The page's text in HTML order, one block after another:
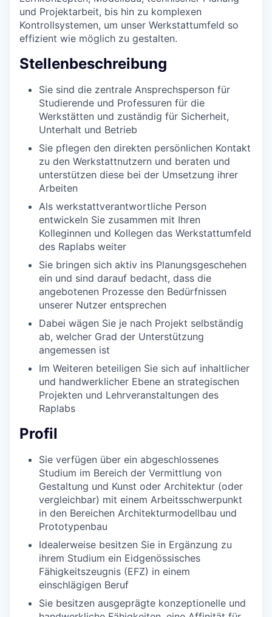
und Projektarbeit, bis hin zu komplexen
Kontrollsystemen, um unser Werkstattumfeld so
effizient wie möglich zu gestalten.
Stellenbeschreibung
Sie sind die zentrale Ansprechsperson für
Studierende und Professuren für die
Werkstätten und zuständig für Sicherheit,
Unterhalt und Betrieb
Sie pflegen den direkten persönlichen Kontakt
zu den Werkstattnutzern und beraten und
unterstützen diese bei der Umsetzung ihrer
Arbeiten
Als werkstattverantwortliche Person
entwickeln Sie zusammen mit Ihren
Kolleginnen und Kollegen das Werkstattumfeld
des Raplabs weiter
Sie bringen sich aktiv ins Planungsgeschehen
ein und sind darauf bedacht, dass die
angebotenen Prozesse den Bedürfnissen
unserer Nutzer entsprechen
Dabei wägen Sie je nach Projekt selbständig
ab, welcher Grad der Unterstützung
angemessen ist
Im Weiteren beteiligen Sie sich auf inhaltlicher
und handwerklicher Ebene an strategischen
Projekten und Lehrveranstaltungen des
Raplabs
Profil
Sie verfügen über ein abgeschlossenes
Studium im Bereich der Vermittlung von
Gestaltung und Kunst oder Architektur (oder
vergleichbar) mit einem Arbeitsschwerpunkt
in den Bereichen Architekturmodellbau und
Prototypenbau
Idealerweise besitzen Sie in Ergänzung zu
ihrem Studium ein Eidgenössisches
Fähigkeitszeugnis (EFZ) in einem
einschlägigen Beruf
Sie besitzen ausgeprägte konzeptionelle und